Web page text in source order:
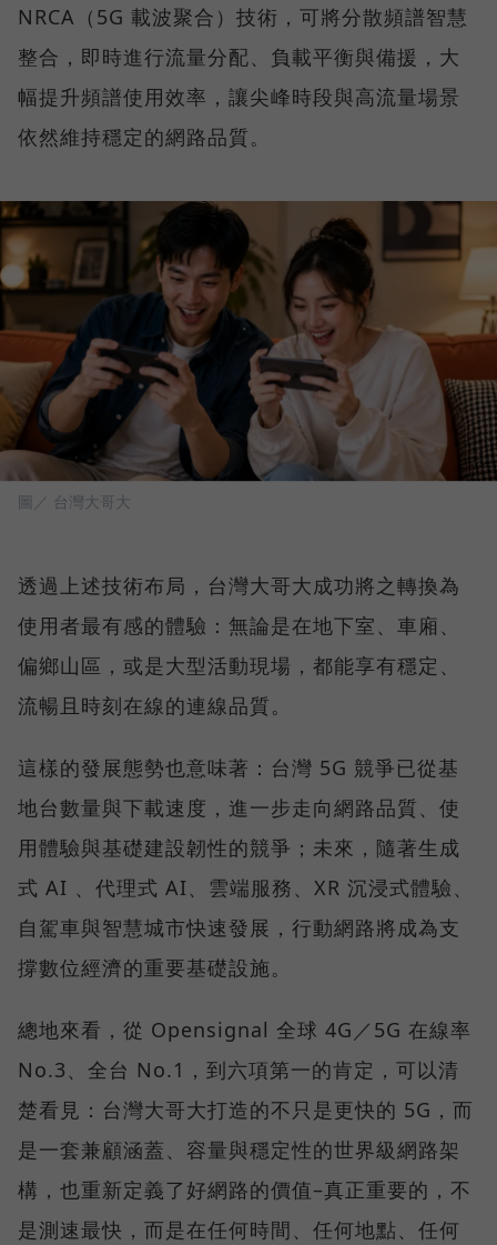
NRCA（5G 載波聚合）技術，可將分散頻譜智慧
整合，即時進行流量分配、負載平衡與備援，大
幅提升頻譜使用效率，讓尖峰時段與高流量場景
依然維持穩定的網路品質。
圖／ 台灣大哥大
透過上述技術布局，台灣大哥大成功將之轉換為
使用者最有感的體驗：無論是在地下室、車廂、
偏鄉山區，或是大型活動現場，都能享有穩定、
流暢且時刻在線的連線品質。
這樣的發展態勢也意味著：台灣 5G 競爭已從基
地台數量與下載速度，進一步走向網路品質、使
用體驗與基礎建設韌性的競爭；未來，隨著生成
式 AI 、代理式 AI、雲端服務、XR 沉浸式體驗、
自駕車與智慧城市快速發展，行動網路將成為支
撐數位經濟的重要基礎設施。
總地來看，從 Opensignal 全球 4G／5G 在線率
No.3、全台 No.1，到六項第一的肯定，可以清
楚看見：台灣大哥大打造的不只是更快的 5G，而
是一套兼顧涵蓋、容量與穩定性的世界級網路架
構，也重新定義了好網路的價值–真正重要的，不
是測速最快，而是在任何時間、任何地點、任何